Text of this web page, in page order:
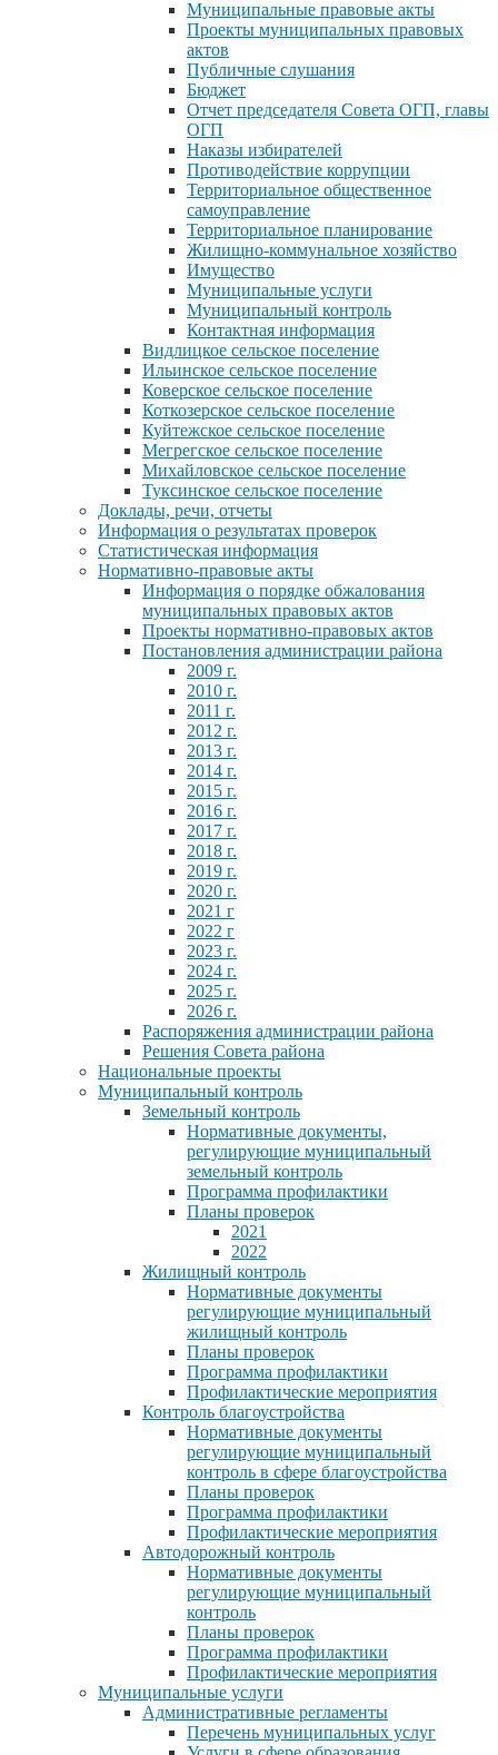
Муниципальные правовые акты
Проекты муниципальных правовых
актов
Публичные слушания
Бюджет
Отчет председателя Совета ОГП, главы
ОГП
Наказы избирателей
Противодействие коррупции
Территориальное общественное
самоуправление
Территориальное планирование
Жилищно-коммунальное хозяйство
Имущество
Муниципальные услуги
Муниципальный контроль
Контактная информация
Видлицкое сельское поселение
Ильинское сельское поселение
Коверское сельское поселение
Коткозерское сельское поселение
Куйтежское сельское поселение
Мегрегское сельское поселение
Михайловское сельское поселение
Туксинское сельское поселение
Доклады, речи, отчеты
Информация о результатах проверок
Статистическая информация
Нормативно-правовые акты
Информация о порядке обжалования
муниципальных правовых актов
Проекты нормативно-правовых актов
Постановления администрации района
2009 г.
2010 г.
2011 г.
2012 г.
2013 г.
2014 г.
2015 г.
2016 г.
2017 г.
2018 г.
2019 г.
2020 г.
2021 г
2022 г
2023 г.
2024 г.
2025 г.
2026 г.
Распоряжения администрации района
Решения Совета района
Национальные проекты
Муниципальный контроль
Земельный контроль
Нормативные документы,
регулирующие муниципальный
земельный контроль
Программа профилактики
Планы проверок
2021
2022
Жилищный контроль
Нормативные документы
регулирующие муниципальный
жилищный контроль
Планы проверок
Программа профилактики
Профилактические мероприятия
Контроль благоустройства
Нормативные документы
регулирующие муниципальный
контроль в сфере благоустройства
Планы проверок
Программа профилактики
Профилактические мероприятия
Автодорожный контроль
Нормативные документы
регулирующие муниципальный
контроль
Планы проверок
Программа профилактики
Профилактические мероприятия
Муниципальные услуги
Административные регламенты
Перечень муниципальных услуг